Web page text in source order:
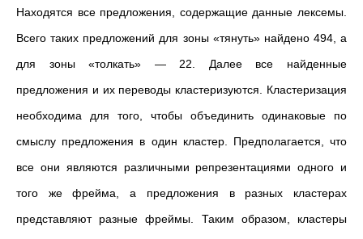
Находятся все предложения, содержащие данные лексемы.
Всего таких предложений для зоны «тянуть»найдено 494, а
для зоны «толкать» —22. Далее все найденные
предложения и их переводы кластеризуются. Кластеризация
необходима для того, чтобы объединить одинаковые по
смыслу предложения в один кластер. Предполагается, что
все они являются различными репрезентациями одного и
того же фрейма, а предложения в разных кластерах
представляют разные фреймы. Таким образом, кластеры